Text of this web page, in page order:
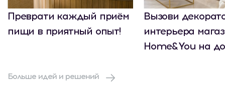
Преврати каждый приём
пищи в приятный опыт!
Вызови
интерьера
Home&You на
Больше идей и решений